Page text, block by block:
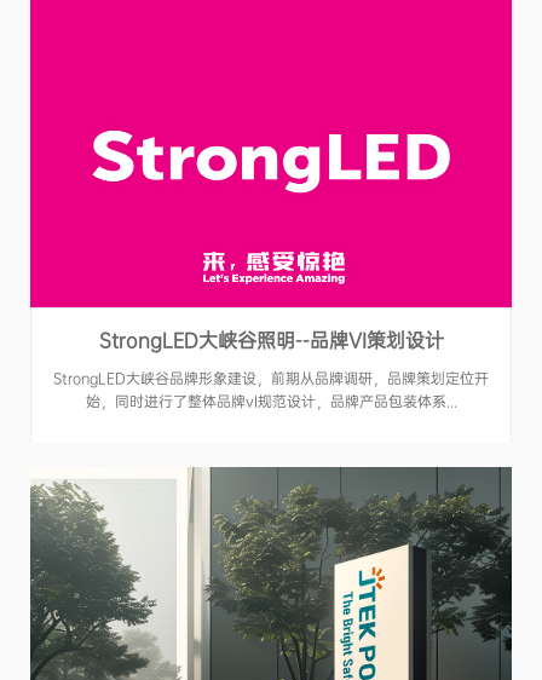
StrongLED大峡谷照明--品牌VI策划设计
StrongLED大峡谷品牌形象建设，前期从品牌调研，品牌策划定位开
始，同时进行了整体品牌vI规范设计，品牌产品包装体系...